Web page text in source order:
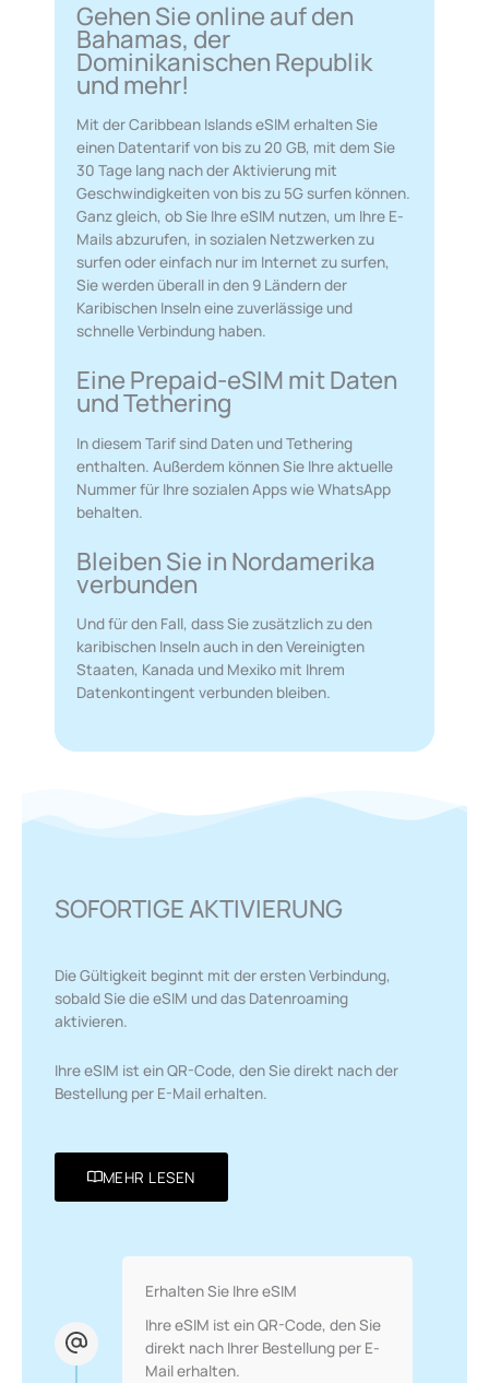
Gehen Sie online auf den
Bahamas, der
Dominikanischen Republik
und mehr!
Mit der Caribbean Islands eSIM erhalten Sie
einen Datentarif von bis zu 20 GB, mit dem Sie
30 Tage lang nach der Aktivierung mit
Geschwindigkeiten von bis zu 5G surfen können.
Ganz gleich, ob Sie Ihre eSIM nutzen, um Ihre E-
Mails abzurufen, in sozialen Netzwerken zu
surfen oder einfach nur im Internet zu surfen,
Sie werden überall in den 9 Ländern der
Karibischen Inseln eine zuverlässige und
schnelle Verbindung haben.
Eine Prepaid-eSIM mit Daten
und Tethering
In diesem Tarif sind Daten und Tethering
enthalten. Außerdem können Sie Ihre aktuelle
Nummer für Ihre sozialen Apps wie WhatsApp
behalten.
Bleiben Sie in Nordamerika
verbunden
Und für den Fall, dass Sie zusätzlich zu den
karibischen Inseln auch in den Vereinigten
Staaten, Kanada und Mexiko mit Ihrem
Datenkontingent verbunden bleiben.
Erhalten Sie Ihre eSIM
Ihre eSIM ist ein QR-Code, den Sie
direkt nach Ihrer Bestellung per E-
Mail erhalten.
SOFORTIGE AKTIVIERUNG
Die Gültigkeit beginnt mit der ersten Verbindung,
sobald Sie die eSIM und das Datenroaming
aktivieren.
Ihre eSIM ist ein QR-Code, den Sie direkt nach der
Bestellung per E-Mail erhalten.
MEHR LESEN